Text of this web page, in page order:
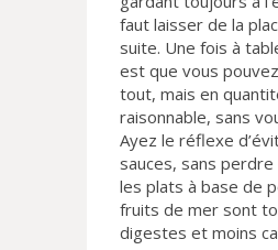
faut laisser de la
suite. Une fois à
est que vous
tout, mais en
raisonnable, sans
Ayez le réflexe
sauces, sans
les plats à base de
fruits de mer sont
digestes et moins